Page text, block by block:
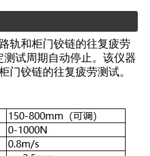
轨和柜门铰链的往复疲劳
试周期自动停止。该仪器
门铰链的往复疲劳测试。